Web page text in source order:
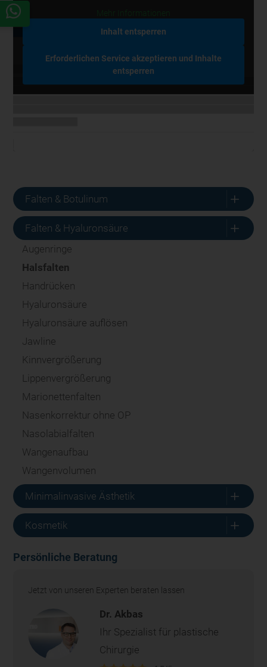
Inhalt entsperren
Erforderlichen Service akzeptieren und Inhalte
entsperren
Falten & Botulinum L
Falten & Hyaluronsäure L
Augenringe
Halsfalten
Handrücken
Hyaluronsäure
Hyaluronsäure auflösen
Jawline
Kinnvergrößerung
Lippenvergrößerung
Marionettenfalten
Nasenkorrektur ohne OP
Nasolabialfalten
Wangenaufbau
Wangenvolumen
Minimalinvasive Ästhetik L
Kosmetik L
Persönliche Beratung
Jetzt von unseren Experten beraten lassen
Dr. Akbas
Ihr Spezialist für plastische
Chirurgie